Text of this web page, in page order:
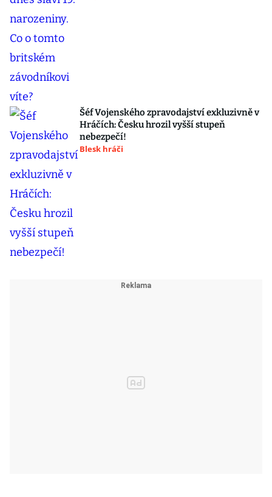
Šéf Vojenského zpravodajství exkluzivně v
Hráčích: Česku hrozil vyšší stupeň
nebezpečí!
Blesk hráči